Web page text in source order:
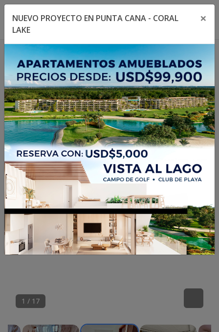
Toggle navigation menu
1 / 17
NUEVO PROYECTO EN PUNTA CANA - CORAL
LAKE
×